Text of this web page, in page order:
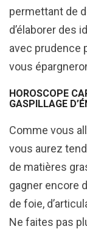
permettant de
d’élaborer des
avec prudence
vous
HOROSCOPE
GASPILLAGE
Comme vous
vous aurez
de matières
gagner encore
de foie,
Ne faites pas